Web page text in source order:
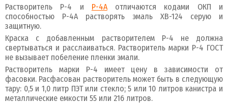
Растворитель Р-4 и Р-4Аотличаются кодами ОКП и
способностью Р-4А растворять эмаль XB-124 серую и
защитную.
Краска с добавленным растворителем Р-4 не должна
свертываться и расслаиваться. Растворитель марки Р-4 ГОСТ
не вызывает побеление пленки эмали.
Растворитель марки Р-4 имеет цену в зависимости от
фасовки. Расфасован растворитель может быть в следующую
тару: 0,5 и 1,0 литр ПЭТ или стекло; 5 или 10 литров канистра и
металлические емкости 55 или 216 литров.